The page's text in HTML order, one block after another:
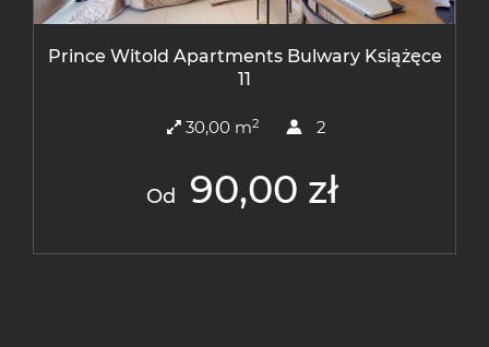
Prince Witold Apartments Bulwary Książęce
11
30,00 m2 2
Od 90,00 zł